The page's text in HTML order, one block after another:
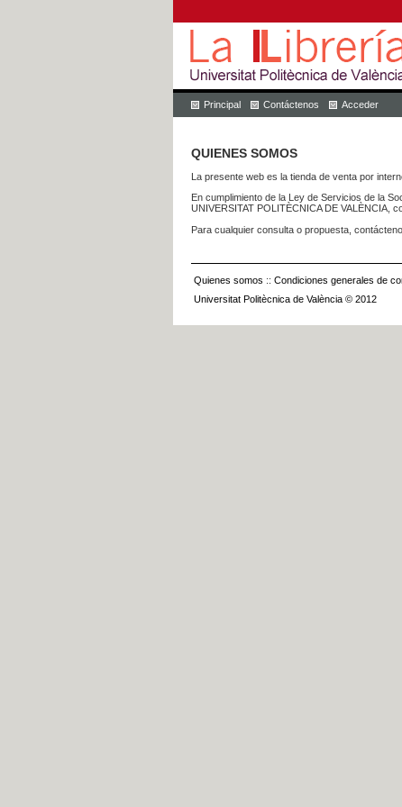
Principal Contáctenos Acceder
QUIENES SOMOS
La presente web es la tienda de venta por
En cumplimiento de la Ley de Servicios de la
UNIVERSITAT POLITÈCNICA DE VALÈNCIA,
Para cualquier consulta o propuesta,
Quienes somos :: Condiciones generales de
Universitat Politècnica de València © 2012